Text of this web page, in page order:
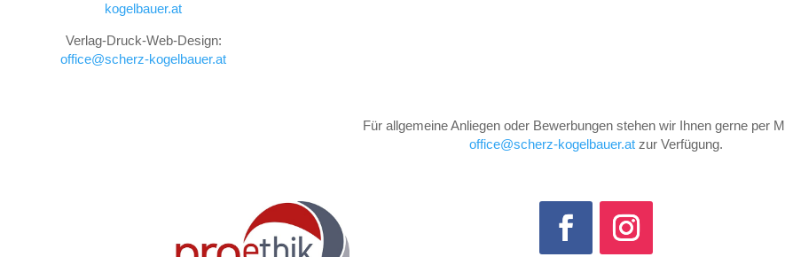
kogelbauer.at
Verlag-Druck-Web-Design:
office@scherz-kogelbauer.at
Für allgemeine Anliegen oder Bewerbungen stehen wir Ihnen gerne per
office@scherz-kogelbauer.at zur Verfügung.